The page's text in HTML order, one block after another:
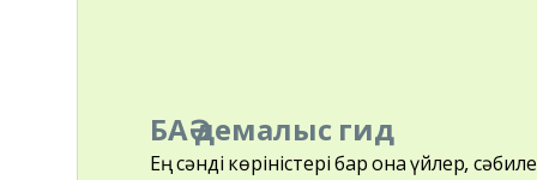
БАӘ демалыс гид
Ең сәнді көріністері бар қонақ үйлер,